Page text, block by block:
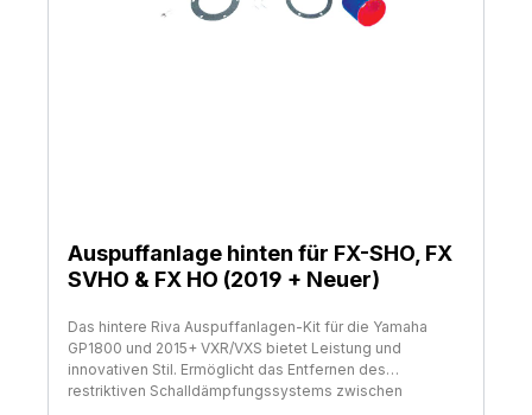
Auspuffanlage hinten für FX-SHO, FX
SVHO & FX HO (2019 + Neuer)
Das hintere Riva Auspuffanlagen-Kit für die Yamaha
GP1800 und 2015+ VXR/VXS bietet Leistung und
innovativen Stil. Ermöglicht das Entfernen des
restriktiven Schalldämpfungssystems zwischen